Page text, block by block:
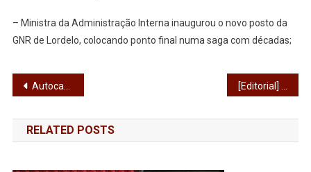
– Ministra da Administração Interna inaugurou o novo posto da
GNR de Lordelo, colocando ponto final numa saga com décadas;
Navegação
de
artigos
Autocarros da MobiAve começam a circular a 1 de abril [Editorial] Aves, Vila.
RELATED POSTS